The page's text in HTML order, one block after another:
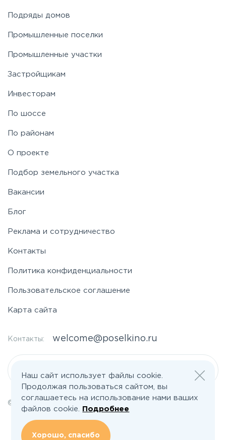
Подряды домов
Промышленные поселки
Промышленные участки
Застройщикам
Инвесторам
По шоссе
По районам
О проекте
Подбор земельного участка
Вакансии
Блог
Реклама и сотрудничество
Контакты
Политика конфиденциальности
Пользовательское соглашение
Карта сайта
Контакты: welcome@poselkino.ru
© 2026 Все права защищены | poselkino.ru
ИП Маслов Дмитрий Валерьевич
ИНН 503406273833
+79647266008
Наш сайт использует файлы cookie.
Продолжая пользоваться сайтом, вы
соглашаетесь на использование нами ваших
файлов cookie.
Подробнее
Хорошо, спасибо